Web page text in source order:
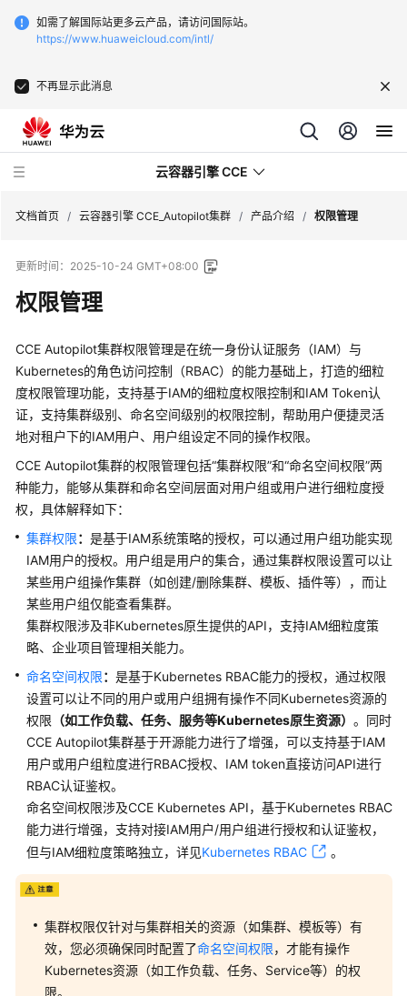
如需了解国际站更多云产品，请访问国际站。
https://www.huaweicloud.com/intl/
不再显示此消息
云容器引擎 CCE
新
态
服
务
公
告
品
介
绍
什
么
CCE
Autopilot
集
群
产
品
优
势
应
场
景
产
文档首页 / 云容器引擎 CCE_Autopilot集群 / 产品介绍 / 权限管理
更新时间： 2025-10-24 GMT+08:00
权限管理
CCE Autopilot集群权限管理是在统一身份认证服务（IAM）与
Kubernetes的角色访问控制（RBAC）的能力基础上，打造的细粒
度权限管理功能，支持基于IAM的细粒度权限控制和IAM Token认
证，支持集群级别、命名空间级别的权限控制，帮助用户便捷灵活
地对租户下的IAM用户、用户组设定不同的操作权限。
CCE Autopilot集群的权限管理包括“集群权限”和“命名空间权限”两
种能力，能够从集群和命名空间层面对用户组或用户进行细粒度授
权，具体解释如下：
集群权限： 是基于IAM系统策略的授权，可以通过用户组功能实现
IAM用户的授权。用户组是用户的集合，通过集群权限设置可以让
某些用户组操作集群（如创建/删除集群、模板、插件等），而让
某些用户组仅能查看集群。
集群权限涉及非Kubernetes原生提供的API，支持IAM细粒度策
略、企业项目管理相关能力。
命名空间权限： 是基于Kubernetes RBAC能力的授权，通过权限
设置可以让不同的用户或用户组拥有操作不同Kubernetes资源的
权限 （如工作负载、任务、服务等Kubernetes原生资源） 。同时
CCE Autopilot集群基于开源能力进行了增强，可以支持基于IAM
用户或用户组粒度进行RBAC授权、IAM token直接访问API进行
RBAC认证鉴权。
命名空间权限涉及CCE Kubernetes API，基于Kubernetes RBAC
能力进行增强，支持对接IAM用户/用户组进行授权和认证鉴权，
但与IAM细粒度策略独立，详见Kubernetes RBAC 。
集群权限仅针对与集群相关的资源（如集群、模板等）有
效，您必须确保同时配置了命名空间权限，才能有操作
Kubernetes资源（如工作负载、任务、Service等）的权
限。